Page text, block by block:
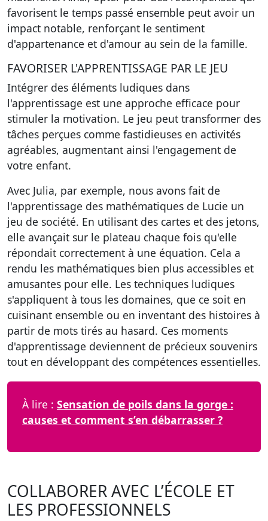
favorisent le temps passé ensemble peut avoir un
impact notable, renforçant le sentiment
d'appartenance et d'amour au sein de la famille.
FAVORISER L'APPRENTISSAGE PAR LE JEU
Intégrer des éléments ludiques dans
l'apprentissage est une approche efficace pour
stimuler la motivation. Le jeu peut transformer des
tâches perçues comme fastidieuses en activités
agréables, augmentant ainsi l'engagement de
votre enfant.
Avec Julia, par exemple, nous avons fait de
l'apprentissage des mathématiques de Lucie un
jeu de société. En utilisant des cartes et des jetons,
elle avançait sur le plateau chaque fois qu'elle
répondait correctement à une équation. Cela a
rendu les mathématiques bien plus accessibles et
amusantes pour elle. Les techniques ludiques
s'appliquent à tous les domaines, que ce soit en
cuisinant ensemble ou en inventant des histoires à
partir de mots tirés au hasard. Ces moments
d'apprentissage deviennent de précieux souvenirs
tout en développant des compétences essentielles.
À lire : Sensation de poils dans la gorge :
causes et comment s’en débarrasser ?
COLLABORER AVEC L’ÉCOLE ET
LES PROFESSIONNELS